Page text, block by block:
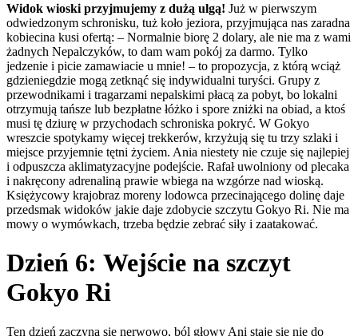
Widok wioski przyjmujemy z dużą ulgą! Już w pierwszym
odwiedzonym schronisku, tuż koło jeziora, przyjmująca nas zaradna
kobiecina kusi ofertą: – Normalnie biorę 2 dolary, ale nie ma z wami
żadnych Nepalczyków, to dam wam pokój za darmo. Tylko
jedzenie i picie zamawiacie u mnie! – to propozycja, z którą wciąż
gdzieniegdzie mogą zetknąć się indywidualni turyści. Grupy z
przewodnikami i tragarzami nepalskimi płacą za pobyt, bo lokalni
otrzymują tańsze lub bezpłatne łóżko i spore zniżki na obiad, a ktoś
musi tę dziurę w przychodach schroniska pokryć. W Gokyo
wreszcie spotykamy więcej trekkerów, krzyżują się tu trzy szlaki i
miejsce przyjemnie tętni życiem. Ania niestety nie czuje się najlepiej
i odpuszcza aklimatyzacyjne podejście. Rafał uwolniony od plecaka
i nakręcony adrenaliną prawie wbiega na wzgórze nad wioską.
Księżycowy krajobraz moreny lodowca przecinającego dolinę daje
przedsmak widoków jakie daje zdobycie szczytu Gokyo Ri. Nie ma
mowy o wymówkach, trzeba będzie zebrać siły i zaatakować.
Dzień 6: Wejście na szczyt
Gokyo Ri
Ten dzień zaczyna się nerwowo, ból głowy Ani staje się nie do